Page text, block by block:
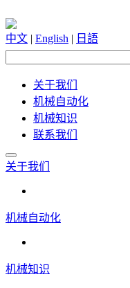
中文 | English | 日語
关于我们
机械自动化
机械知识
联系我们
关于我们
机械自动化
机械知识